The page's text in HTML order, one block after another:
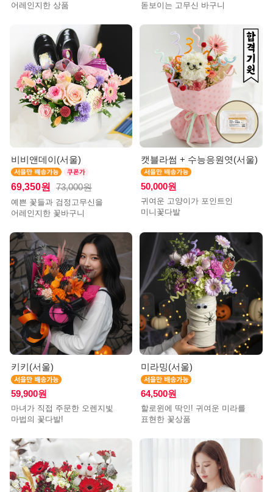
어레인지한 상품
돋보이는 고무신 바구니
비비앤데이(서울)
69,350원 73,000원
예쁜 꽃들과 검정고무신을
어레인지한 꽃바구니
캣블라썸 + 수능응원엿(서울)
50,000원
귀여운 고양이가 포인트인
미니꽃다발
키키(서울)
59,900원
마녀가 직접 주문한 오렌지빛
마법의 꽃다발!
미라밍(서울)
64,500원
할로윈에 딱인! 귀여운 미라를
표현한 꽃상품